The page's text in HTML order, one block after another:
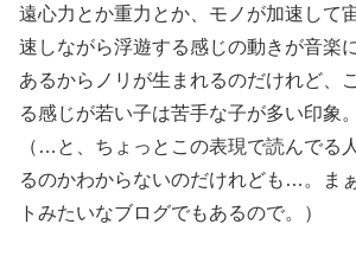
遠心力とか重力とか、モノが加速して
速しながら浮遊する感じの動きが音楽
あるからノリが生まれるのだけれど、
る感じが若い子は苦手な子が多い印象。
（…と、ちょっとこの表現で読んでる
るのかわからないのだけれども…。ま
トみたいなブログでもあるので。）